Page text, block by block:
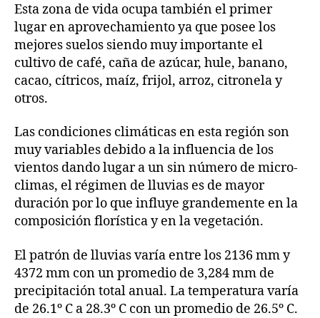
Esta zona de vida ocupa también el primer
lugar en aprovechamiento ya que posee los
mejores suelos siendo muy importante el
cultivo de café, caña de azúcar, hule, banano,
cacao, cítricos, maíz, frijol, arroz, citronela y
otros.
Las condiciones climáticas en esta región son
muy variables debido a la influencia de los
vientos dando lugar a un sin número de micro-
climas, el régimen de lluvias es de mayor
duración por lo que influye grandemente en la
composición florística y en la vegetación.
El patrón de lluvias varía entre los 2136 mm y
4372 mm con un promedio de 3,284 mm de
precipitación total anual. La temperatura varía
de 26.1º C a 28.3º C con un promedio de 26.5º C.